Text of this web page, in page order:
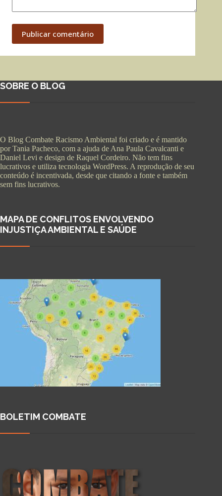
Publicar comentário
SOBRE O BLOG
O Blog Combate Racismo Ambiental foi criado e é mantido
por Tania Pacheco, com a ajuda de Ana Paula Cavalcanti e
Daniel Levi e design de Raquel Cordeiro. Não tem fins
lucrativos e utiliza tecnologia WordPress. A reprodução de seu
conteúdo é incentivada, desde que citando a fonte e também
sem fins lucrativos.
MAPA DE CONFLITOS ENVOLVENDO
INJUSTIÇA AMBIENTAL E SAÚDE
BOLETIM COMBATE